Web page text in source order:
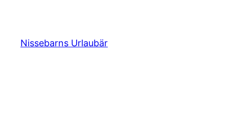
springen
Nissebarns Urlaubär